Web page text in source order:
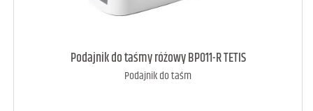
art. dostępny 9
Podajnik do taśmy różowy BP011-R TETIS
Podajnik do taśm